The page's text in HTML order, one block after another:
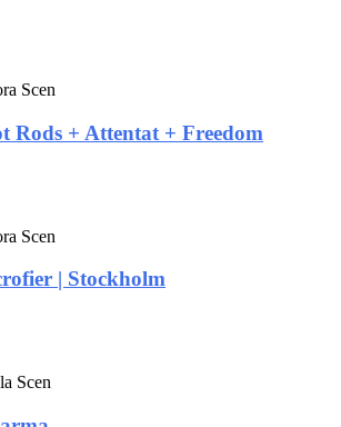
Scen
Rods + Attentat + Freedom
Scen
| Stockholm
Scen